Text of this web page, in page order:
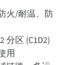
火/耐温、防
区 (C1D2)
用